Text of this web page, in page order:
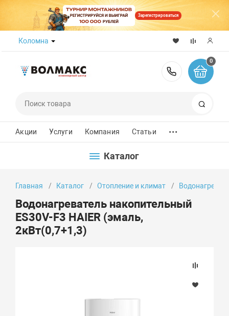
Зарегистрироваться
Коломна
8 (800)
0
Акции Услуги Компания Статьи ...
Каталог
Главная Каталог Отопление и климат
Водонагреватель накопительный
ES30V-F3 HAIER (эмаль,
2кВт(0,7+1,3)